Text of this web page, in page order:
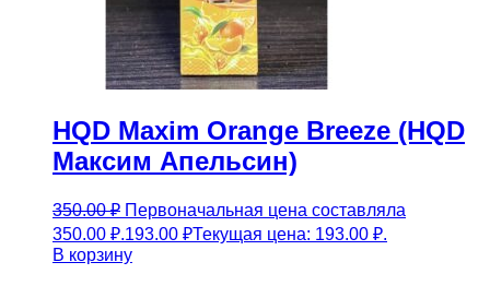
HQD Maxim Orange Breeze (HQD
Максим Апельсин)
350.00₽ Первоначальная цена составляла
350.00 ₽.193.00 ₽Текущая цена: 193.00 ₽.
В корзину